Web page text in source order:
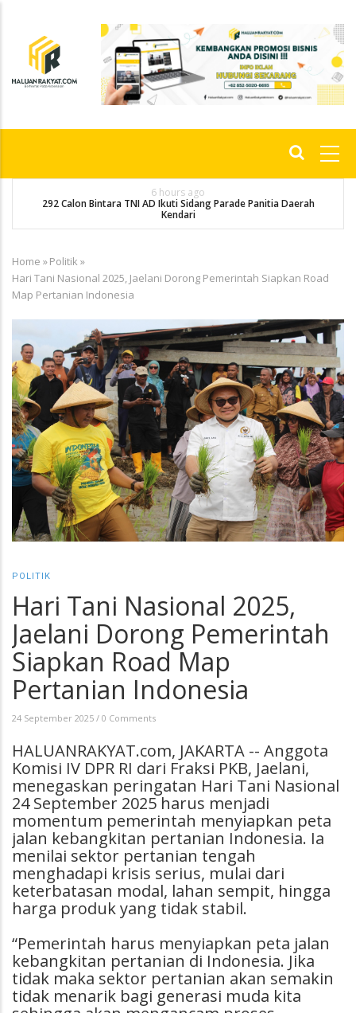
content
6 hours ago
292 Calon Bintara TNI AD Ikuti Sidang Parade Panitia Daerah
Kendari
Breadcrumb
Home »Politik »
Hari Tani Nasional 2025, Jaelani Dorong Pemerintah Siapkan Road
Map Pertanian Indonesia
POLITIK
Hari Tani Nasional 2025,
Jaelani Dorong Pemerintah
Siapkan Road Map
Pertanian Indonesia
24 September 2025 / 0 Comments
HALUANRAKYAT.com, JAKARTA -- Anggota
Komisi IV DPR RI dari Fraksi PKB, Jaelani,
menegaskan peringatan Hari Tani Nasional
24 September 2025 harus menjadi
momentum pemerintah menyiapkan peta
jalan kebangkitan pertanian Indonesia. Ia
menilai sektor pertanian tengah
menghadapi krisis serius, mulai dari
keterbatasan modal, lahan sempit, hingga
harga produk yang tidak stabil.
“Pemerintah harus menyiapkan peta jalan
kebangkitan pertanian di Indonesia. Jika
tidak maka sektor pertanian akan semakin
tidak menarik bagi generasi muda kita